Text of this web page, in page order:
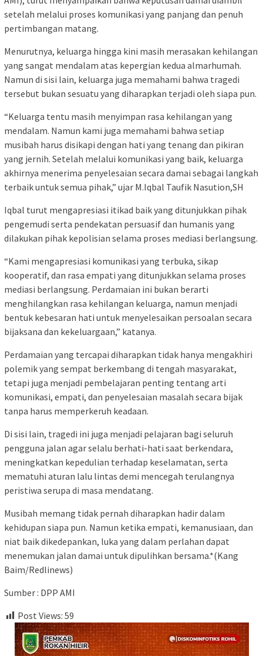
setelah melalui proses komunikasi yang panjang dan penuh
pertimbangan matang.
Menurutnya, keluarga hingga kini masih merasakan kehilangan
yang sangat mendalam atas kepergian kedua almarhumah.
Namun di sisi lain, keluarga juga memahami bahwa tragedi
tersebut bukan sesuatu yang diharapkan terjadi oleh siapa pun.
“Keluarga tentu masih menyimpan rasa kehilangan yang
mendalam. Namun kami juga memahami bahwa setiap
musibah harus disikapi dengan hati yang tenang dan pikiran
yang jernih. Setelah melalui komunikasi yang baik, keluarga
akhirnya menerima penyelesaian secara damai sebagai langkah
terbaik untuk semua pihak,” ujar M.Iqbal Taufik Nasution,SH
Iqbal turut mengapresiasi itikad baik yang ditunjukkan pihak
pengemudi serta pendekatan persuasif dan humanis yang
dilakukan pihak kepolisian selama proses mediasi berlangsung.
“Kami mengapresiasi komunikasi yang terbuka, sikap
kooperatif, dan rasa empati yang ditunjukkan selama proses
mediasi berlangsung. Perdamaian ini bukan berarti
menghilangkan rasa kehilangan keluarga, namun menjadi
bentuk kebesaran hati untuk menyelesaikan persoalan secara
bijaksana dan kekeluargaan,” katanya.
Perdamaian yang tercapai diharapkan tidak hanya mengakhiri
polemik yang sempat berkembang di tengah masyarakat,
tetapi juga menjadi pembelajaran penting tentang arti
komunikasi, empati, dan penyelesaian masalah secara bijak
tanpa harus memperkeruh keadaan.
Di sisi lain, tragedi ini juga menjadi pelajaran bagi seluruh
pengguna jalan agar selalu berhati-hati saat berkendara,
meningkatkan kepedulian terhadap keselamatan, serta
mematuhi aturan lalu lintas demi mencegah terulangnya
peristiwa serupa di masa mendatang.
Musibah memang tidak pernah diharapkan hadir dalam
kehidupan siapa pun. Namun ketika empati, kemanusiaan, dan
niat baik dikedepankan, luka yang dalam perlahan dapat
menemukan jalan damai untuk dipulihkan bersama.*(Kang
Baim/Redlinews)
Sumber : DPP AMI
Post Views: 59